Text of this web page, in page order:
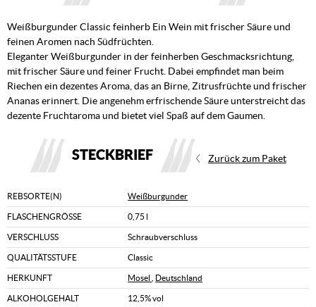
Weißburgunder Classic feinherb Ein Wein mit frischer Säure und
feinen Aromen nach Südfrüchten.
Eleganter Weißburgunder in der feinherben Geschmacksrichtung,
mit frischer Säure und feiner Frucht. Dabei empfindet man beim
Riechen ein dezentes Aroma, das an Birne, Zitrusfrüchte und frischer
Ananas erinnert. Die angenehm erfrischende Säure unterstreicht das
dezente Fruchtaroma und bietet viel Spaß auf dem Gaumen.
STECKBRIEF Zurück zum Paket
REBSORTE(N) Weißburgunder
FLASCHENGRÖSSE 0,75 l
VERSCHLUSS Schraubverschluss
QUALITÄTSSTUFE Classic
HERKUNFT Mosel Deutschland
ALKOHOLGEHALT 12,5% vol